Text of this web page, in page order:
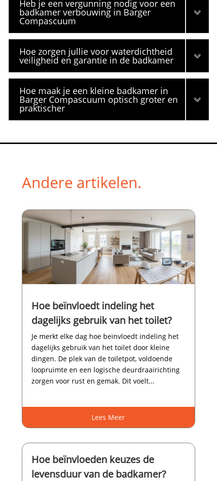
Heb je een vergunning nodig voor een
badkamer verbouwing in Barger
Compascuum
Hoe zorgen jullie voor waterdichtheid
veiligheid en garantie in de badkamer
Hoe maak je een kleine badkamer in
Barger Compascuum optisch groter en
praktischer
Andere artikelen.
Hoe beïnvloedt indeling het
dagelijks gebruik van het toilet?
Je merkt elke dag hoe beïnvloedt indeling het
dagelijks gebruik van het toilet door kleine
dingen.​ De plek van de toiletpot, voldoende
loopruimte en een logische deurdraairichting
zorgen voor rust en gemak.​ Dit voelt...
Lees Meer
Hoe beïnvloeden keuzes de
levensduur van de badkamer?